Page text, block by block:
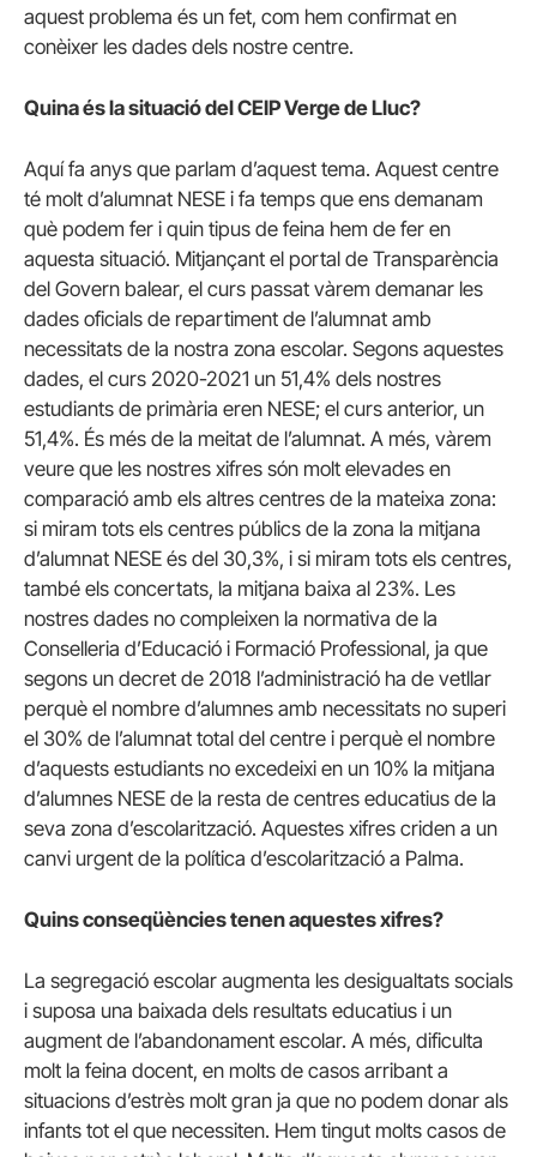
aquest problema és un fet, com hem confirmat en
conèixer les dades dels nostre centre.
Quina és la situació del CEIP Verge de Lluc?
Aquí fa anys que parlam d’aquest tema. Aquest centre
té molt d’alumnat NESE i fa temps que ens demanam
què podem fer i quin tipus de feina hem de fer en
aquesta situació. Mitjançant el portal de Transparència
del Govern balear, el curs passat vàrem demanar les
dades oficials de repartiment de l’alumnat amb
necessitats de la nostra zona escolar. Segons aquestes
dades, el curs 2020-2021 un 51,4% dels nostres
estudiants de primària eren NESE; el curs anterior, un
51,4%. És més de la meitat de l’alumnat. A més, vàrem
veure que les nostres xifres són molt elevades en
comparació amb els altres centres de la mateixa zona:
si miram tots els centres públics de la zona la mitjana
d’alumnat NESE és del 30,3%, i si miram tots els centres,
també els concertats, la mitjana baixa al 23%. Les
nostres dades no compleixen la normativa de la
Conselleria d’Educació i Formació Professional, ja que
segons un decret de 2018 l’administració ha de vetllar
perquè el nombre d’alumnes amb necessitats no superi
el 30% de l’alumnat total del centre i perquè el nombre
d’aquests estudiants no excedeixi en un 10% la mitjana
d’alumnes NESE de la resta de centres educatius de la
seva zona d’escolarització. Aquestes xifres criden a un
canvi urgent de la política d’escolarització a Palma.
Quins conseqüències tenen aquestes xifres?
La segregació escolar augmenta les desigualtats socials
i suposa una baixada dels resultats educatius i un
augment de l’abandonament escolar. A més, dificulta
molt la feina docent, en molts de casos arribant a
situacions d’estrès molt gran ja que no podem donar als
infants tot el que necessiten. Hem tingut molts casos de